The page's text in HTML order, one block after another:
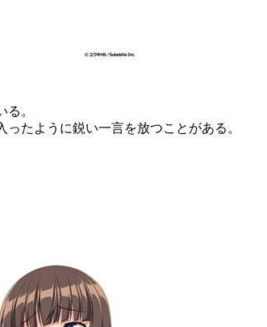
。
たように鋭い一言を放つことがある。